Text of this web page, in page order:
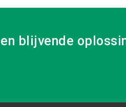
blijvende